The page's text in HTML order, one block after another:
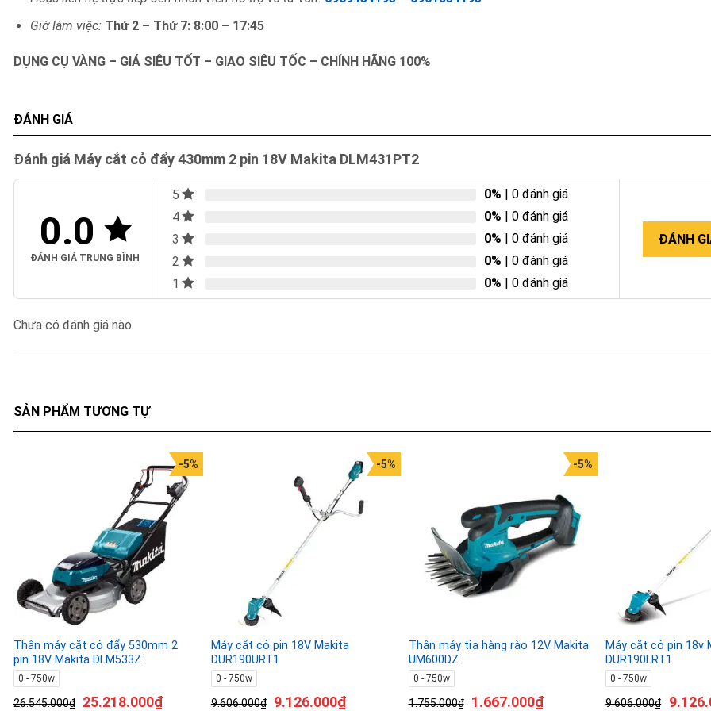
Giờ làm việc: Thứ 2 – Thứ 7: 8:00 – 17:45
DỤNG CỤ VÀNG – GIÁ SIÊU TỐT – GIAO SIÊU TỐC – CHÍNH HÃNG 100%
ĐÁNH GIÁ
Đánh giá Máy cắt cỏ đẩy 430mm 2 pin 18V Makita DLM431PT2
0.0
ĐÁNH GIÁ TRUNG BÌNH
5 0% | 0 đánh giá
4
0% | 0 đánh giá
3
0% | 0 đánh giá
2
0% | 0 đánh giá
1
0% | 0 đánh giá
ĐÁNH
Chưa có đánh giá nào.
SẢN PHẨM TƯƠNG TỰ
Thân máy cắt cỏ đẩy 530mm 2
pin 18V Makita DLM533Z
0 - 750w
26.545.000₫
-5%
25.218.000₫
Máy cắt cỏ pin 18V Makita
DUR190URT1
0 - 750w
9.606.000₫
-5%
9.126.000₫
Thân máy tỉa hàng rào 12V Makita
UM600DZ
0 - 750w
1.755.000₫
-5%
1.667.000₫
Máy cắt cỏ pin 18v
DUR190LRT1
0 - 750w
9.606.000₫